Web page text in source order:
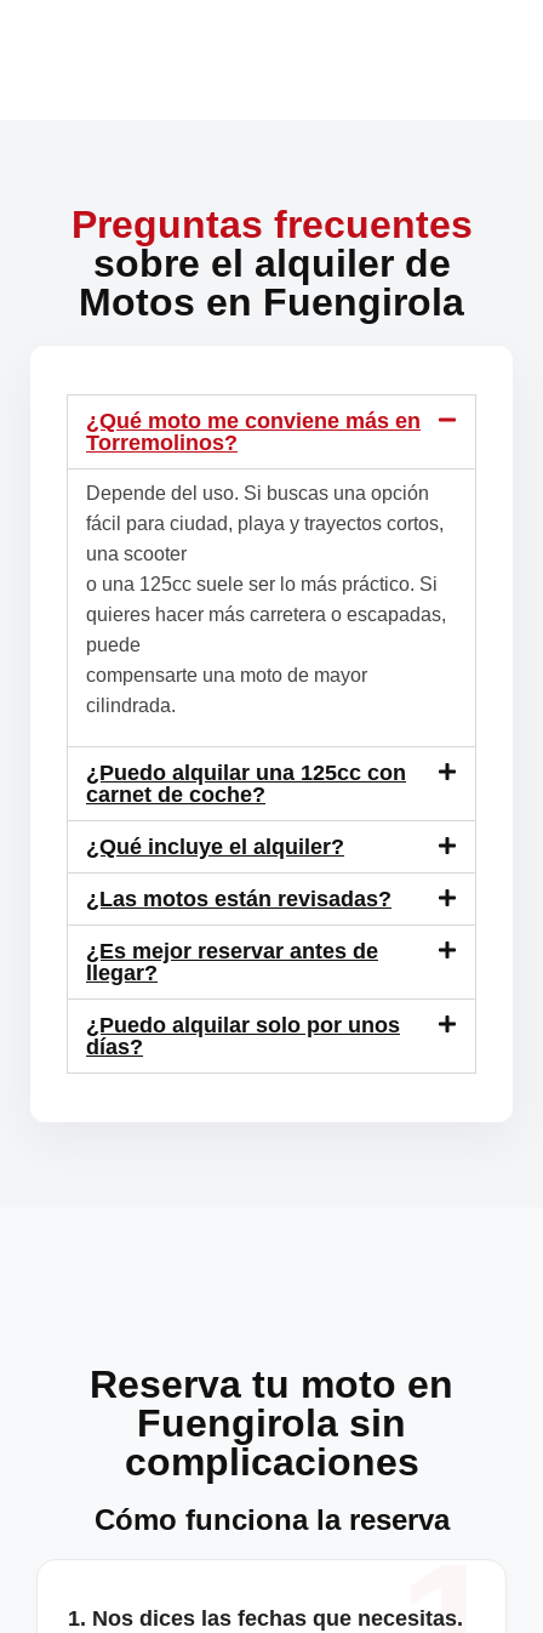
Preguntas frecuentes
sobre el alquiler de
Motos en Fuengirola
¿Qué moto me conviene más en
Torremolinos?
Depende del uso. Si buscas una opción
fácil para ciudad, playa y trayectos cortos,
una scooter
o una 125cc suele ser lo más práctico. Si
quieres hacer más carretera o escapadas,
puede
compensarte una moto de mayor
cilindrada.
¿Puedo alquilar una 125cc con
carnet de coche?
¿Qué incluye el alquiler?
¿Las motos están revisadas?
¿Es mejor reservar antes de
llegar?
¿Puedo alquilar solo por unos
días?
Reserva tu moto en
Fuengirola sin
complicaciones
Cómo funciona la reserva
1. Nos dices las fechas que necesitas.